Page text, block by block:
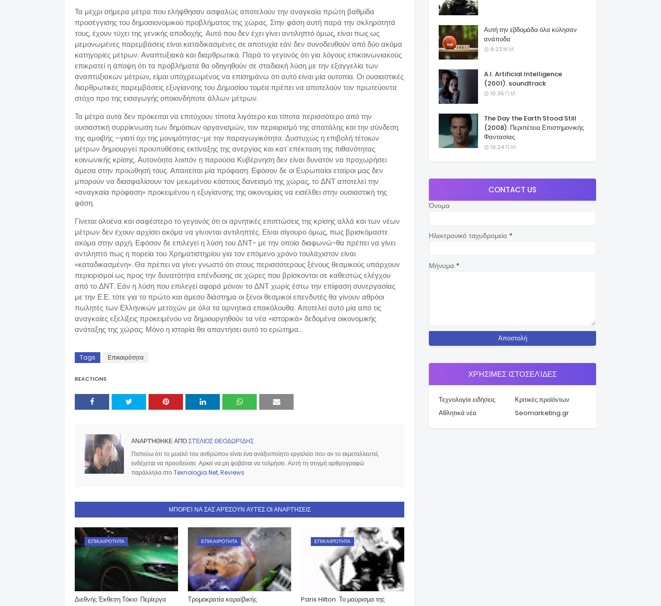
Τα μέχρι σήμερα μέτρα που ελήφθησαν ασφαλώς αποτελούν την αναγκαία πρώτη βαθμίδα
προσέγγισης του δημοσιονομικού προβλήματος της χώρας. Στην φάση αυτή παρά την σκληρότητά
τους, έχουν τύχει της γενικής αποδοχής. Αυτό που δεν έχει γίνει αντιληπτό όμως, είναι πως ως
μεμονωμένες παρεμβάσεις είναι καταδικασμένες σε αποτυχία εάν δεν συνοδευθούν από δύο ακόμα
κατηγορίες μέτρων. Αναπτυξιακά και διαρθρωτικά. Παρά το γεγονός ότι για λόγους επικοινωνιακούς
επικρατεί η άποψη ότι τα προβλήματα θα οδηγηθούν σε σταδιακή λύση με την εξαγγελία των
αναπτυξιακών μέτρων, είμαι υποχρεωμένος να επισημάνω ότι αυτό είναι μία ουτοπία. Οι ουσιαστικές
διαρθρωτικές παρεμβάσεις εξυγίανσης του Δημοσίου τομέα πρέπει να αποτελούν τον πρωτεύοντα
στόχο προ της εισαγωγής οποιονδήποτε άλλων μέτρων.
Τα μέτρα αυτά δεν πρόκειται να επιτύχουν τίποτα λιγότερο και τίποτα περισσότερο από την
ουσιαστική συρρίκνωση των δημόσιων οργανισμών, τον περιορισμό της σπατάλης και την σύνδεση
της αμοιβής –γιατί όχι της μονιμότητας-με την παραγωγικότητα. Δυστυχώς η επιβολή τέτοιων
μέτρων δημιουργεί προυποθέσεις εκτίναξης της ανεργίας και κατ΄επέκταση της πιθανότητας
κοινωνικής κρίσης. Αυτονόητα λοιπόν η παρούσα Κυβέρνηση δεν είναι δυνατόν να προχωρήσει
άμεσα στην προώθησή τους. Απαιτείται μία πρόφαση. Εφόσον δε οι Ευρωπαίοι εταίροι μας δεν
μπορούν να διασφαλίσουν τον μειωμένου κόστους δανεισμό της χώρας, το ΔΝΤ αποτελεί την
«αναγκαία πρόφαση» προκειμένου η εξυγίανσης της οικονομίας να εισέλθει στην ουσιαστική της
φάση.
Γίνεται ολοένα και σαφέστερο το γεγονός ότι οι αρνητικές επιπτώσεις της κρίσης αλλά και των νέων
μέτρων δεν έχουν αρχίσει ακόμα να γίνονται αντιληπτές. Είναι σίγουρο όμως, πως βρισκόμαστε
ακόμα στην αρχή. Εφόσον δε επιλεγεί η λύση του ΔΝΤ- με την οποία διαφωνώ-θα πρέπει να γίνει
αντιληπτό πως η πορεία του Χρηματιστηρίου για τον επόμενο χρόνο τουλάχιστον είναι
«καταδικασμένη». Θα πρέπει να γίνει γνωστό ότι στους περισσότερους ξένους θεσμικούς υπάρχουν
περιορισμοί ως προς την δυνατότητα επένδυσης σε χώρες που βρίσκονται σε καθεστώς ελέγχου
από το ΔΝΤ. Εάν η λύση που επιλεγεί αφορά μόνον το ΔΝΤ χωρίς έστω την επίφαση συνεργασίας
με την Ε.Ε. τότε για το πρώτο και άμεσο διάστημα οι ξένοι θεσμικοί επενδυτές θα γίνουν αθρόοι
πωλητές των Ελληνικών μετοχών με όλα τα αρνητικά επακόλουθα. Αποτελεί αυτό μία από τις
αναγκαίες εξελίξεις προκειμένου να δημιουργηθούν τα νέα «ιστορικά» δεδομένα οικονομικής
ανάταξης της χώρας; Μόνο η ιστορία θα απαντήσει αυτό το ερώτημα…
Tags Επικαιρότητα
REACTIONS
ΑΝΑΡΤΉΘΗΚΕ ΑΠΌΣΤΈΛΙΟΣ ΘΕΟΔΩΡΊΔΗΣ
Πιστεύω ότι το μυαλό του ανθρώπου είναι ένα αναξιοποίητο εργαλείο που αν το εκμεταλλευτεί,
ενδέχεται να προοδεύσει. Αρκεί να μη φοβάται να τολμήσει. Αυτή τη στιγμή αρθρογραφώ
παράλληλα στο Texnologia.Net,Reviews
ΜΠΟΡΕΊ ΝΑ ΣΑΣ ΑΡΈΣΟΥΝ ΑΥΤΈΣ ΟΙ ΑΝΑΡΤΉΣΕΙΣ
ΕΠΙΚΑΙΡΌΤΗΤΑ
Διεθνής Έκθεση Τόκιο: Περίεργα
ΕΠΙΚΑΙΡΌΤΗΤΑ
Τρομοκρατία καραϊβικής
ΕΠΙΚΑΙΡΌΤΗΤΑ
Paris Hilton: Το μαύρισμα της
Αυτή την εβδομάδα όλα κύλησαν
ανάποδα
9:23 Μ.Μ.
A.I. Artificial Intelligence
(2001). soundtrack
10:35 Π.Μ.
The Day the Earth Stood Still
(2008). Περιπέτεια Επιστημονικής
Φαντασίας
10:24 Π.Μ.
CONTACT US
Όνομα
Ηλεκτρονικό ταχυδρομείο *
Μήνυμα *
ΧΡΉΣΙΜΕΣ ΙΣΤΟΣΕΛΊΔΕΣ
Τεχνολογία ειδήσεις
Κριτικές προϊόντων
Αθλητικά νέα
Seomarketing.gr